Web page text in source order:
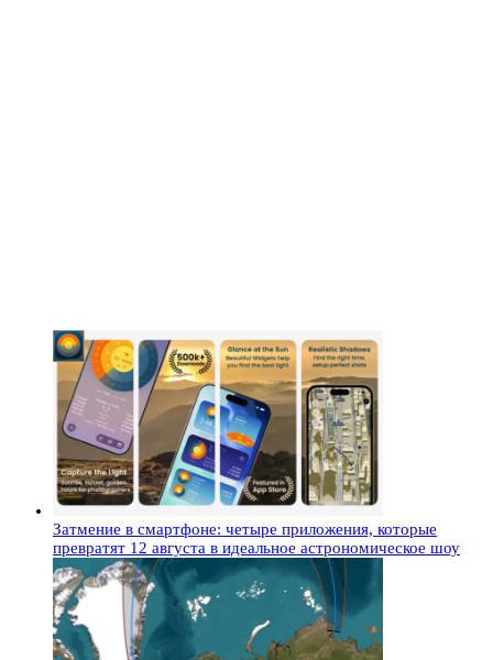
Затмение в смартфоне: четыре приложения, которые
превратят 12 августа в идеальное астрономическое шоу